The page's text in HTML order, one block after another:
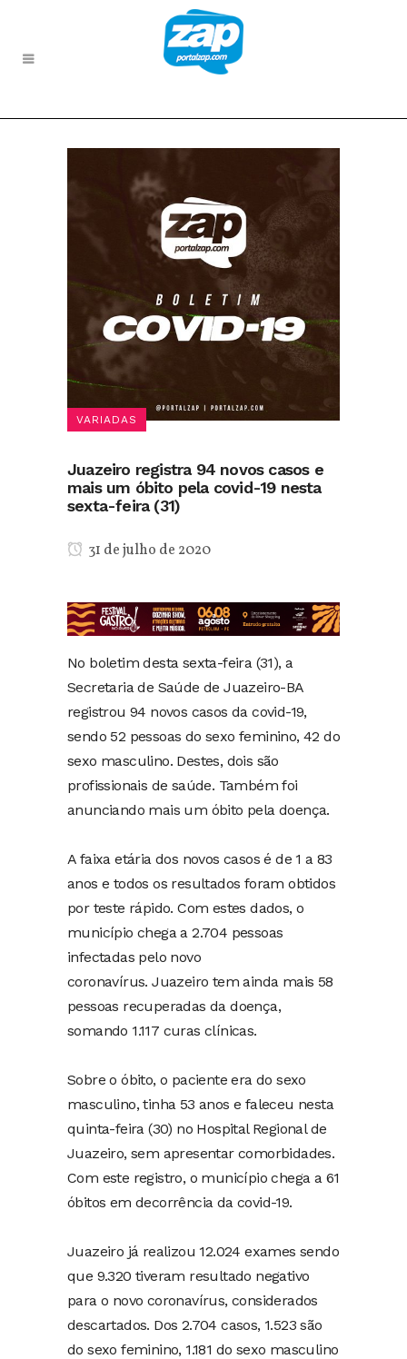
VARIADAS
Juazeiro registra 94 novos casos e
mais um óbito pela covid-19 nesta
sexta-feira (31)
31 de julho de 2020
No boletim desta sexta-feira (31), a
Secretaria de Saúde de Juazeiro-BA
registrou 94 novos casos da covid-19,
sendo 52 pessoas do sexo feminino, 42 do
sexo masculino. Destes, dois são
profissionais de saúde. Também foi
anunciando mais um óbito pela doença.
A faixa etária dos novos casos é de 1 a 83
anos e todos os resultados foram obtidos
por teste rápido. Com estes dados, o
município chega a 2.704 pessoas
infectadas pelo novo
coronavírus. Juazeiro tem ainda mais 58
pessoas recuperadas da doença,
somando 1.117 curas clínicas.
Sobre o óbito, o paciente era do sexo
masculino, tinha 53 anos e faleceu nesta
quinta-feira (30) no Hospital Regional de
Juazeiro, sem apresentar comorbidades.
Com este registro, o município chega a 61
óbitos em decorrência da covid-19.
Juazeiro já realizou 12.024 exames sendo
que 9.320 tiveram resultado negativo
para o novo coronavírus, considerados
descartados. Dos 2.704 casos, 1.523 são
do sexo feminino, 1.181 do sexo masculino